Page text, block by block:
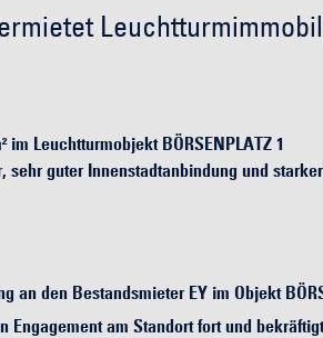
Leuchtturmobjekt BÖRSENPLATZ 1
sehr guter Innenstadtanbindung und
an den Bestandsmieter EY im Objekt
am Standort fort und